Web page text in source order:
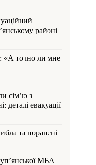
районі
«А точно ли мне
сім’ю з
евакуації
та поранені
МВА